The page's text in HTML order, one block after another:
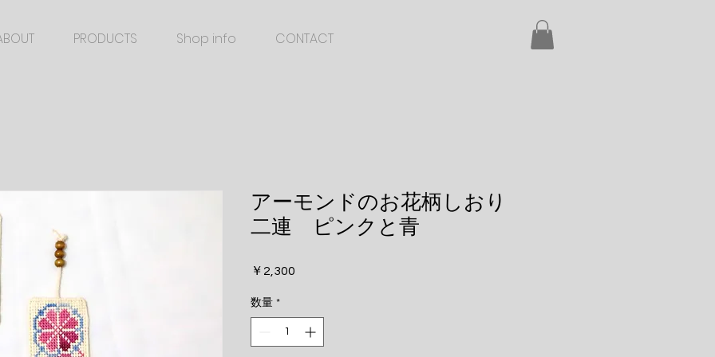
PRODUCTS Shop info CONTACT
アーモンドのお花柄しおり
二連 ピンクと青
￥2,300
数量 *